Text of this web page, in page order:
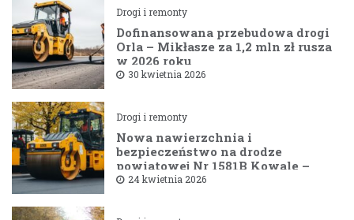
Drogi i remonty
Dofinansowana przebudowa drogi
Orla – Mikłasze za 1,2 mln zł rusza
w 2026 roku
30 kwietnia 2026
Drogi i remonty
Nowa nawierzchnia i
bezpieczeństwo na drodze
powiatowej Nr 1581B Kowale –
Filipy
24 kwietnia 2026